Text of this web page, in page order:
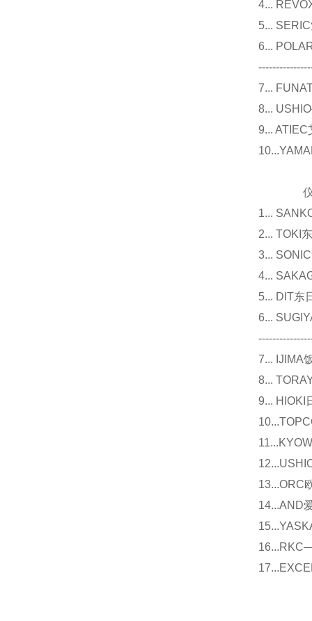
4...
5...
6...
7...
8...
9...
仪器
1...
2... TOKI
3...
4...
5... DIT东
6...
7... IJIMA
8...
9... HIOKI
13...ORC
14...AND